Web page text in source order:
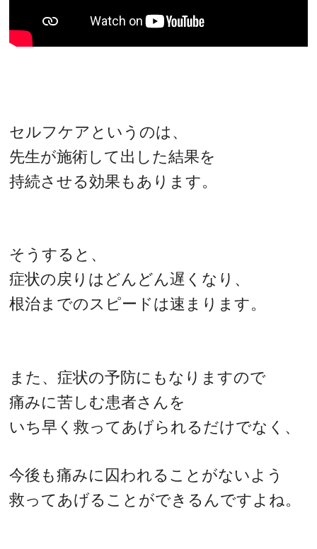
セルフケアというのは、
先生が施術して出した結果を
持続させる効果もあります。
そうすると、
症状の戻りはどんどん遅くなり、
根治までのスピードは速まります。
また、症状の予防にもなりますので
痛みに苦しむ患者さんを
いち早く救ってあげられるだけでなく、
今後も痛みに囚われることがないよう
救ってあげることができるんですよね。